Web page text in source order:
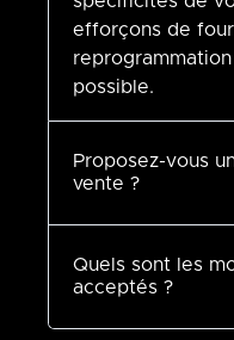
efforçons de
possible.
Proposez-vous
vente ?
Quels sont les
acceptés ?